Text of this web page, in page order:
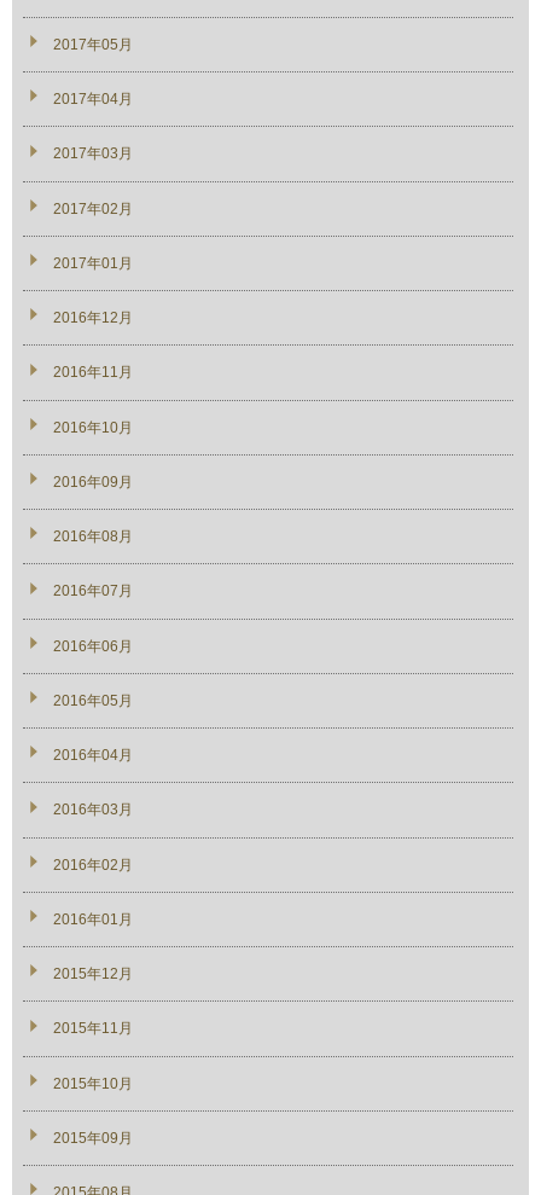
2017年05月
2017年04月
2017年03月
2017年02月
2017年01月
2016年12月
2016年11月
2016年10月
2016年09月
2016年08月
2016年07月
2016年06月
2016年05月
2016年04月
2016年03月
2016年02月
2016年01月
2015年12月
2015年11月
2015年10月
2015年09月